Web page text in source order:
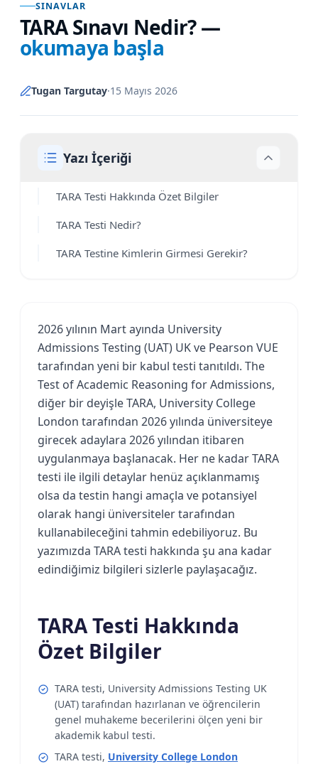
SINAVLAR
TARA Sınavı Nedir?—
okumaya başla
Tugan Targutay·15 Mayıs 2026
Yazı İçeriği
TARA Testi Hakkında Özet Bilgiler
TARA Testi Nedir?
TARA Testine Kimlerin Girmesi Gerekir?
2026 yılının Mart ayında University
Admissions Testing (UAT) UK ve Pearson VUE
tarafından yeni bir kabul testi tanıtıldı. The
Test of Academic Reasoning for Admissions,
diğer bir deyişle TARA, University College
London tarafından 2026 yılında üniversiteye
girecek adaylara 2026 yılından itibaren
uygulanmaya başlanacak. Her ne kadar TARA
testi ile ilgili detaylar henüz açıklanmamış
olsa da testin hangi amaçla ve potansiyel
olarak hangi üniversiteler tarafından
kullanabileceğini tahmin edebiliyoruz. Bu
yazımızda TARA testi hakkında şu ana kadar
edindiğimiz bilgileri sizlerle paylaşacağız.
TARA Testi Hakkında
Özet Bilgiler
TARA testi, University Admissions Testing UK
(UAT) tarafından hazırlanan ve öğrencilerin
genel muhakeme becerilerini ölçen yeni bir
akademik kabul testi.
TARA testi, University College London